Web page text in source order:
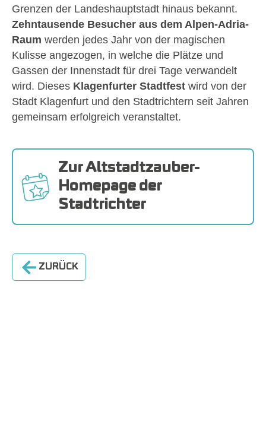
Grenzen der Landeshauptstadt hinaus bekannt.
Zehntausende Besucher aus dem Alpen-Adria-
Raum werden jedes Jahr von der magischen
Kulisse angezogen, in welche die Plätze und
Gassen der Innenstadt für drei Tage verwandelt
wird. Dieses Klagenfurter Stadtfest wird von der
Stadt Klagenfurt und den Stadtrichtern seit Jahren
gemeinsam erfolgreich veranstaltet.
Zur Altstadtzauber-
Homepage der
Stadtrichter
ZURÜCK